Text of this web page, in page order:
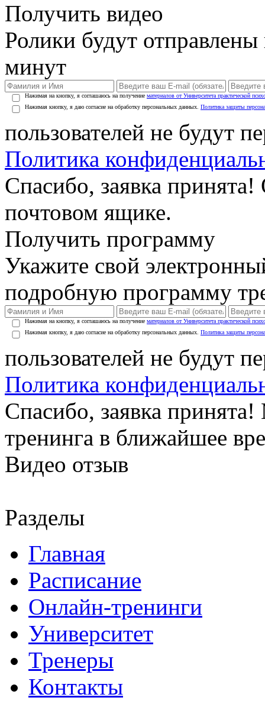
Получить видео
Ролики будут
минут
Нажимая на кнопку, я соглашаюсь на получение материалов от Университета практической
Нажимая кнопку, я даю согласие на обработку персональных данных. Политика защиты
пользователей не будут
Политика
Спасибо, заявка
почтовом ящике.
Получить программу
Укажите свой
подробную программу
Нажимая на кнопку, я соглашаюсь на получение материалов от Университета практической
Нажимая кнопку, я даю согласие на обработку персональных данных. Политика защиты
пользователей не будут
Политика
Спасибо, заявка
тренинга в ближайшее
Видео отзыв
Разделы
Главная
Расписание
Онлайн-тренинги
Университет
Тренеры
Контакты